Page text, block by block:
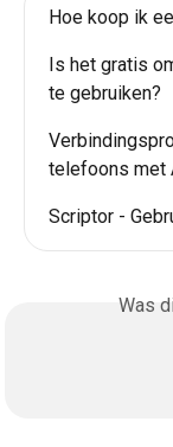
Hoe koop ik
Is het gratis
te gebruiken?
telefoons met
Scriptor -
Was